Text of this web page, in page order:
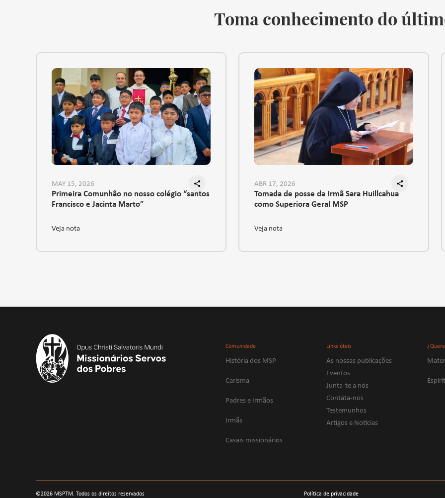
Toma conhecimento do
MAY 15, 2026
Primeira Comunhão no nosso colégio “santos
Francisco e Jacinta Marto”
Veja nota
ABR 17, 2026
Tomada de posse da Irmã Sara Huillcahua
como Superiora Geral MSP
Veja nota
Comunidade
História dos MSP
Carisma
Padres e Irmãos
Irmãs
Casais missionários
Links úteis
As nossas publicações
Eventos
Junta-te a nós
Contáta-nos
Testemunhos
Artigos e Notícias
©2026 MSPTM. Todos os direitos reservados Política de privacidade